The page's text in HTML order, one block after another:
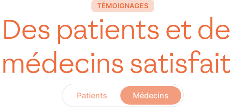
TÉMOIGNAGES
Des patients et
médecins
Patients Médecins